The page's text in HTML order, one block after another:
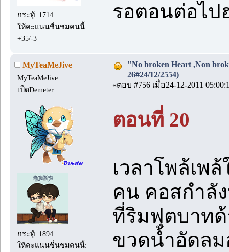
กระทู้: 1714
ให้คะแนนชื่นชมคนนี้:
+35/-3
รอตอนต่อไป
MyTeaMeJive
MyTeaMeJive
เป็ดDemeter
กระทู้: 1894
ให้คะแนนชื่นชมคนนี้:
"No broken Heart ,Non
26#24/12/2554)
«ตอบ #756 เมื่อ24-12-2011
ตอนที่ 20
เวลาโพล้เพ
คน คอสกำลั
ที่ริมฟุตบาทด้
ขวดน้ำอัดลม